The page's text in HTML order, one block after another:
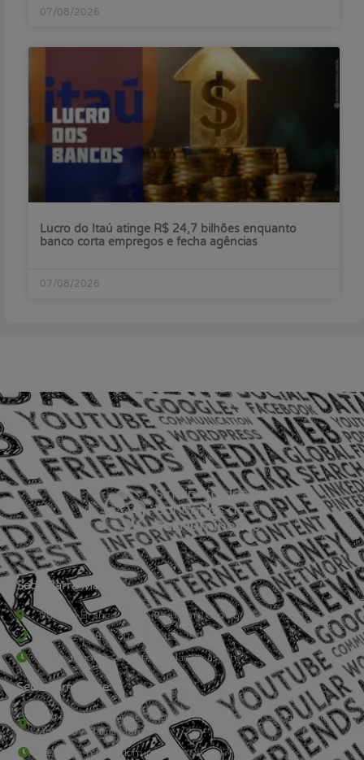
07/08/2026
Lucro do Itaú atinge R$ 24,7 bilhões enquanto
banco corta empregos e fecha agências
07/08/2026
Sede Barra Mansa
Rua Rio Branco, nº107 (2º andar), Centro - Cep: 27.330-030
(24) 3323-2848 ou (24) 3323-2500
De segunda à sexta-feira , das 9h às 17h.
Sede Campestre:
Estrada Governador Chagas Freitas – 3.780 – Colônia Santo
Antônio – Barra Mansa
De terça-feira a domingo, das 9h às 17h